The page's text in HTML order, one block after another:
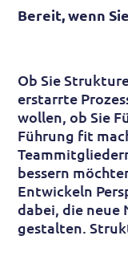
Bereit, wenn
Ob Sie
erstar­rte
wollen, ob Sie
Führ­ung fit
bes­sern
Entwickeln
dabei, die
gestalten.